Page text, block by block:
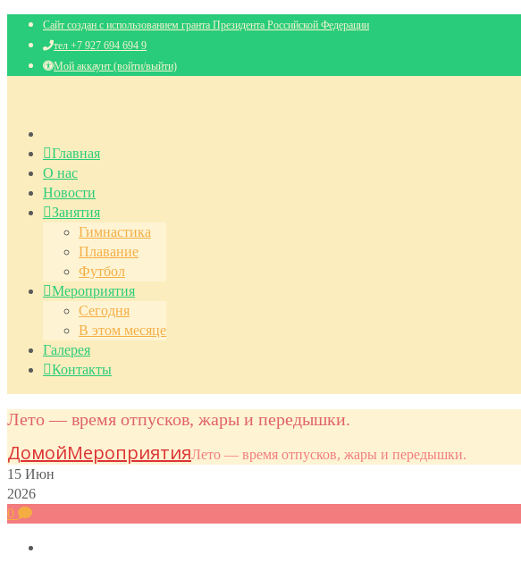
Сайт создан с использованием гранта Президента Российской Федерации
тел +7 927 694 694 9
Мой аккаунт (войти/выйти)
Главная
О нас
Новости
Занятия
Гимнастика
Плавание
Футбол
Мероприятия
Сегодня
В этом месяце
Галерея
Контакты
Лето — время отпусков, жары и передышки.
ДомойМероприятияЛето — время отпусков, жары и передышки.
15 Июн
2026
0